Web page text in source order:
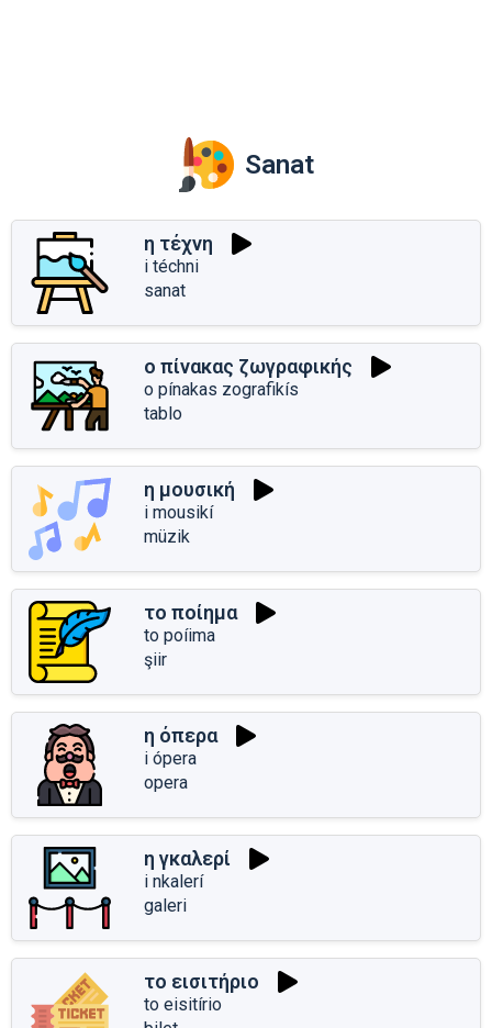
Sanat
η τέχνη
i téchni
sanat
ο πίνακας ζωγραφικής
o pínakas zografikís
tablo
η μουσική
i mousikí
müzik
το ποίημα
to poíima
şiir
η όπερα
i ópera
opera
η γκαλερί
i nkalerí
galeri
το εισιτήριο
to eisitírio